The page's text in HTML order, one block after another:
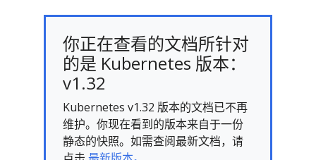
你正在查看的文档所针对
的是 Kubernetes 版本：
v1.32
Kubernetes v1.32 版本的文档已不再
维护。你现在看到的版本来自于一份
静态的快照。如需查阅最新文档，请